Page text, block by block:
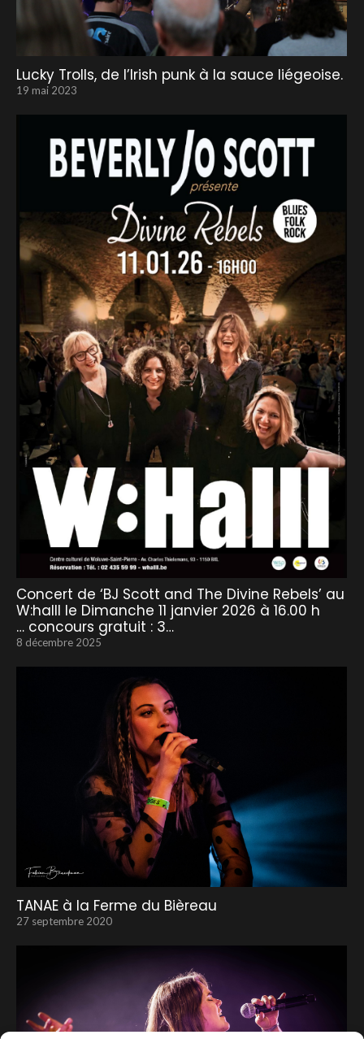
Lucky Trolls, de l’Irish punk à la sauce liégeoise.
19 mai 2023
Concert de ‘BJ Scott and The Divine Rebels’ au
W:halll le Dimanche 11 janvier 2026 à 16.00 h
… concours gratuit : 3…
8 décembre 2025
TANAE à la Ferme du Bièreau
27 septembre 2020